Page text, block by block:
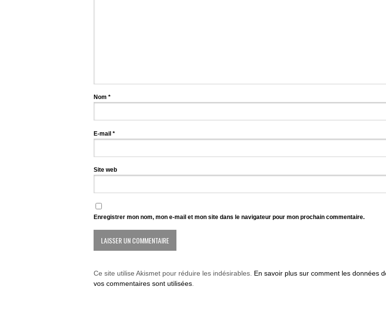
Nom *
E-mail *
Site web
Enregistrer mon nom, mon e-mail et mon site dans le navigateur pour mon prochain commentaire.
Ce site utilise Akismet pour réduire les indésirables. En savoir plus sur comment les données
vos commentaires sont utilisées